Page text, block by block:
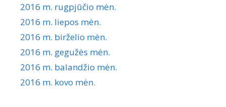
2016 m. rugpjūčio mėn.
2016 m. liepos mėn.
2016 m. birželio mėn.
2016 m. gegužės mėn.
2016 m. balandžio mėn.
2016 m. kovo mėn.